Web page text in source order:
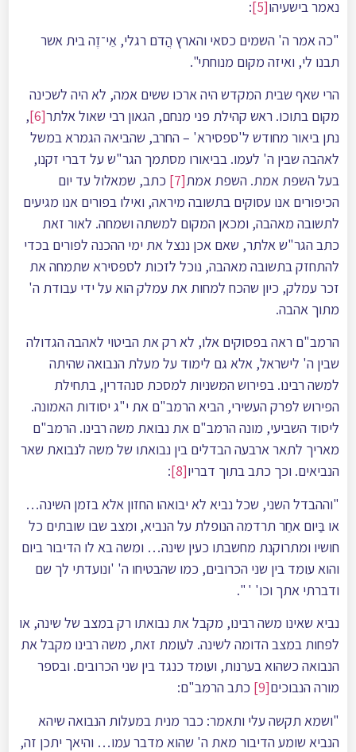
נאמר בישעיהו[5]
:
"כה אמר ה' השמים כסאי והארץ הֲדֺם רגלי, אֵי־זֶה בית אשר
תבנו לי, ואיזה מקום מנוחתי".
הרי שאף שבית המקדש היה ארכו ששים אמה, לא היה לשכינה
מקום בתוכו. ראש קהילת פני מנחם, הגאון רבי שאול אלתר[6]
,
נתן ביאור מחודש ל'ספסירא' – החרב, שהביאה הגמרא במשל
לאהבה שבין ה' לעמו. בביאורו מסתמך הגר"ש על דברי זקנו,
בעל השפת אמת. השפת אמת[7]
כתב, שמאלול עד יום
הכיפורים אנו עסוקים בתשובה מיראה, ואילו בפורים אנו מגיעים
לתשובה מאהבה, ומכאן המקום למשתה ושמחה. לאור זאת
כתב הגר"ש אלתר, שאם אכן ננצל את ימי ההכנה לפורים בכדי
להתחזק בתשובה מאהבה, נוכל לזכות לספסירא שתמחה את
זכר עמלק, כיון שהכח למחות את עמלק הוא על ידי עבודת ה'
מתוך אהבה.
הרמב"ם ראה בפסוקים אלו, לא רק את הביטוי לאהבה הגדולה
שבין ה' לישראל, אלא גם לימוד על מעלת הנבואה שהיתה
למשה רבינו. בפירוש המשניות למסכת סנהדרין, בתחילת
הפירוש לפרק העשירי, הביא הרמב"ם את י"ג יסודות האמונה.
ליסוד השביעי, מונה הרמב"ם את נבואת משה רבינו. הרמב"ם
מאריך לתאר ארבעה הבדלים בין נבואתו של משה לנבואת שאר
הנביאים. וכך כתב בתוך דבריו[8]
:
"וההבדל השני, שכל נביא לא יבואהו החזון אלא בזמן השינה…
או בַּיום אחַר תרדמה הנופלת על הנביא, ומצב שבו שובתים כל
חושיו ומתרוקנת מחשבתו כעין שינה… ומשה בא לו הדיבור ביום
והוא עומד בין שני הכרובים, כמו שהבטיחו ה' 'ונועדתי לך שם
ודברתי אתך וכו' ' ".
נביא שאינו משה רבינו, מקבל את נבואתו רק במצב של שינה, או
לפחות במצב הדומה לשינה. לעומת זאת, משה רבינו מקבל את
הנבואה כשהוא בערנות, ועומד כנגד בין שני הכרובים. ובספר
מורה הנבוכים[9]
כתב הרמב"ם:
"ושמא תקשה עלי ותאמר: כבר מנית במעלות הנבואה שיהא
הנביא שומע הדיבור מאת ה' שהוא מדבר עמו… והיאך יתכן זה,